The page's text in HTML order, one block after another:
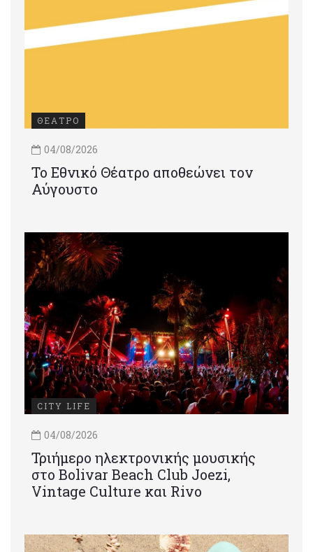
ΘΕΑΤΡΟ
04/08/2026
Το Εθνικό Θέατρο αποθεώνει τον
Αύγουστο
CITY LIFE
04/08/2026
Τριήμερο ηλεκτρονικής μουσικής
στο Bolivar Beach Club Joezi,
Vintage Culture και Rivo